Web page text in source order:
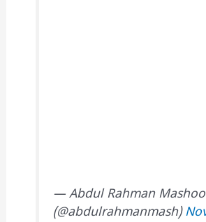
— Abdul Rahman
(@abdulrahmanmash)